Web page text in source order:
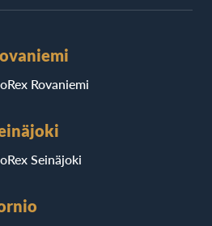
Rovaniemi
Seinäjoki